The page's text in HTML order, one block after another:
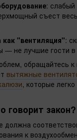
: слабый
съест
"вентиляция":
— не лучшие гости
обращайтесь
вытяжные
, которые
говорит закон?
должна
к